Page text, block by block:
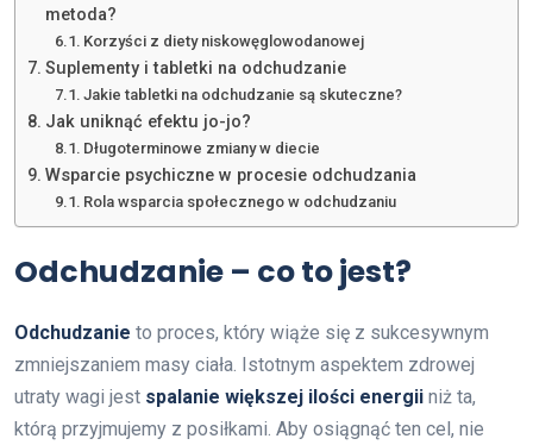
metoda?
Korzyści z diety niskowęglowodanowej
Suplementy i tabletki na odchudzanie
Jakie tabletki na odchudzanie są skuteczne?
Jak uniknąć efektu jo-jo?
Długoterminowe zmiany w diecie
Wsparcie psychiczne w procesie odchudzania
Rola wsparcia społecznego w odchudzaniu
Odchudzanie – co to jest?
Odchudzanie to proces, który wiąże się z sukcesywnym
zmniejszaniem masy ciała. Istotnym aspektem zdrowej
utraty wagi jest spalanie większej ilości energii niż ta,
którą przyjmujemy z posiłkami. Aby osiągnąć ten cel, nie